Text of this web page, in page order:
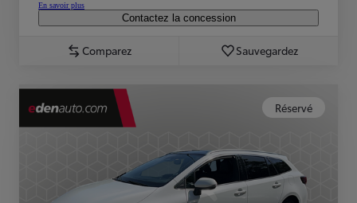
En savoir plus
Contactez la concession
Comparez Sauvegardez
Réservé